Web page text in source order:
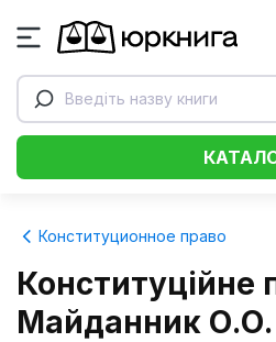
Введіть назву книги
Конституционное право
Конституційне
Майданник О.О.